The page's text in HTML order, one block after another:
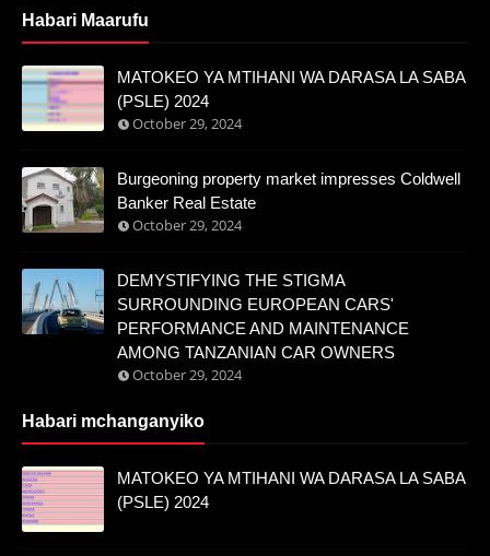
Habari Maarufu
MATOKEO YA MTIHANI WA DARASA LA SABA
(PSLE) 2024
October 29, 2024
Burgeoning property market impresses Coldwell
Banker Real Estate
October 29, 2024
DEMYSTIFYING THE STIGMA
SURROUNDING EUROPEAN CARS'
PERFORMANCE AND MAINTENANCE
AMONG TANZANIAN CAR OWNERS
October 29, 2024
Habari mchanganyiko
MATOKEO YA MTIHANI WA DARASA LA SABA
(PSLE) 2024